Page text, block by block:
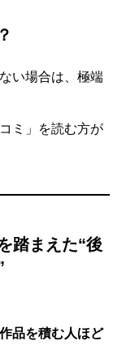
い場合は、極端
ミ」を読む方が
踏まえた“後
品を積む人ほど